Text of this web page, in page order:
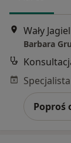
Wały
Barbara
Poproś